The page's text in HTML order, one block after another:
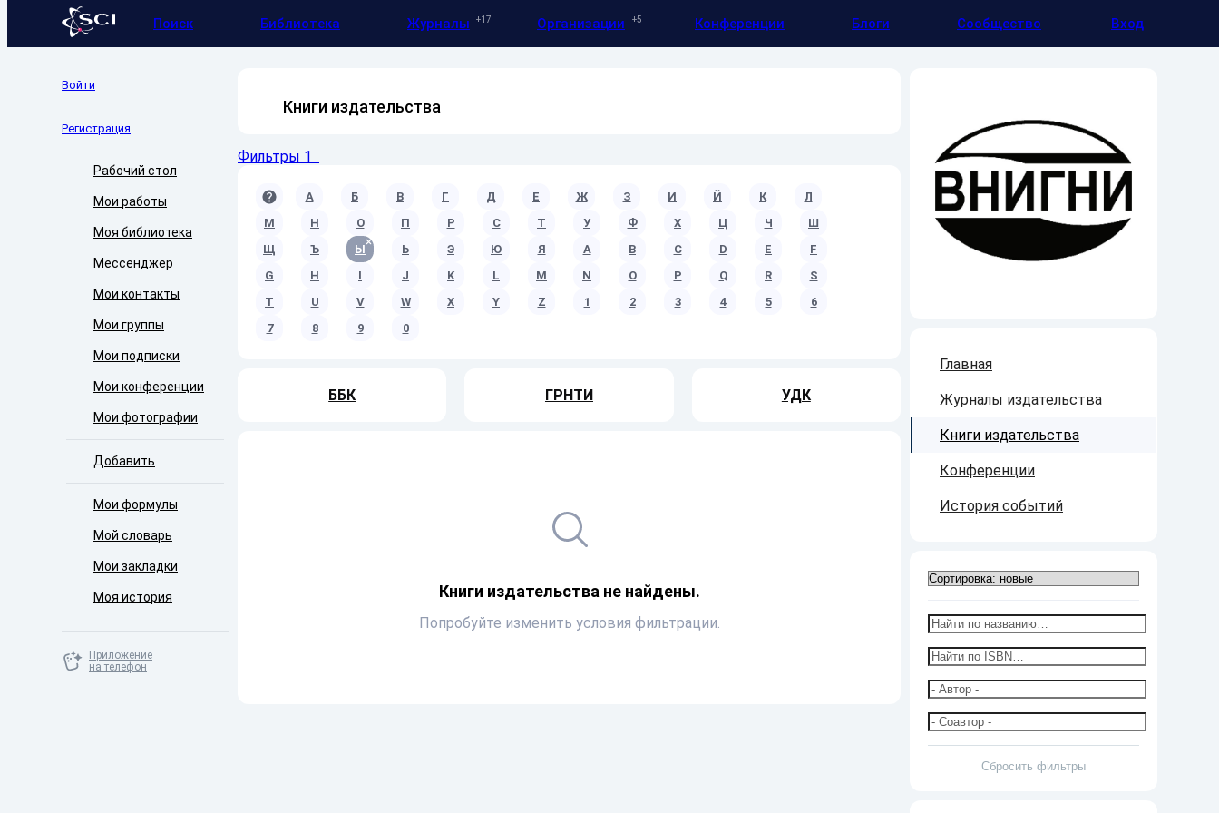
Поиск Библиотека Журналы 17 Организации 5 Конференции Блоги Сообщество Вход
Войти
Регистрация
Рабочий стол
Мои работы
Моя библиотека
Мессенджер
Мои контакты
Мои группы
Мои подписки
Мои конференции
Мои фотографии
Добавить
Мои формулы
Мой словарь
Мои закладки
Моя история
Приложение
на телефон
Книги издательства
Фильтры 1
A А Б В Г Д Е Ж З И Й К
Л
М
Н О П Р С Т У Ф Х Ц Ч
Ш
Щ
Ъ Ы Ь Э Ю Я A B C D E
F
G
H I J K L M N O P Q R
S
T
U V W X Y Z 1 2 3 4 5
6
7
8 9 0
ББК ГРНТИ УДК
Книги издательства не найдены.
Попробуйте изменить условия фильтрации.
Главная
Журналы издательства
Книги издательства
Конференции
История событий